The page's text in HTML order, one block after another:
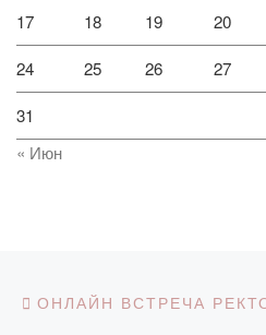
17 18 19 20
24 25 26 27
31
« Июн
Навигация по